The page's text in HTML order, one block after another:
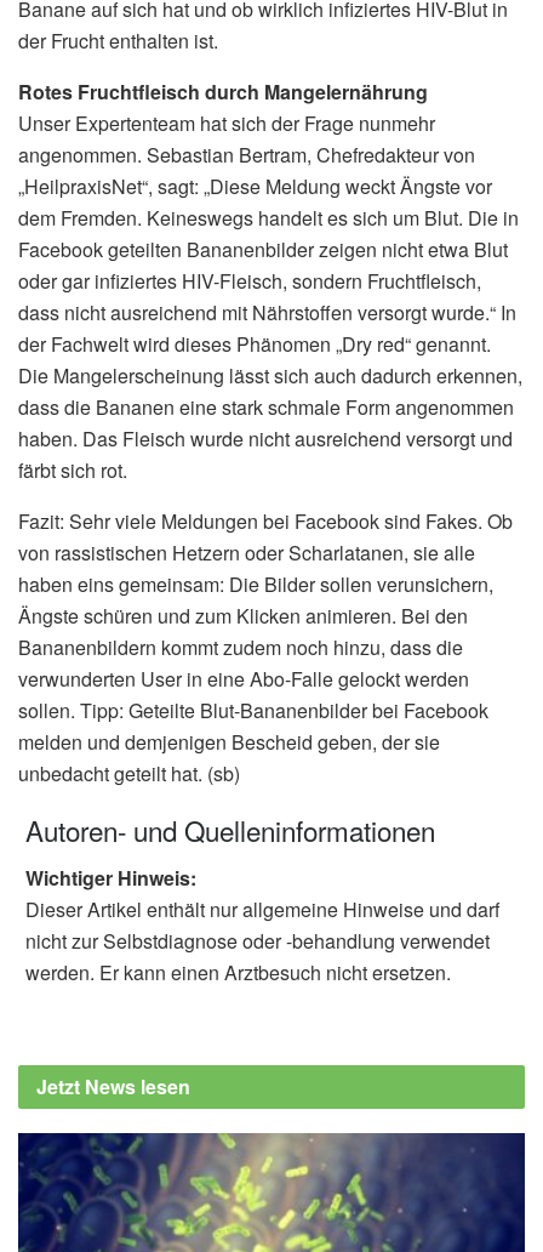
Banane auf sich hat und ob wirklich infiziertes HIV-Blut in
der Frucht enthalten ist.
Rotes Fruchtfleisch durch Mangelernährung
Unser Expertenteam hat sich der Frage nunmehr
angenommen. Sebastian Bertram, Chefredakteur von
„HeilpraxisNet“, sagt: „Diese Meldung weckt Ängste vor
dem Fremden. Keineswegs handelt es sich um Blut. Die in
Facebook geteilten Bananenbilder zeigen nicht etwa Blut
oder gar infiziertes HIV-Fleisch, sondern Fruchtfleisch,
dass nicht ausreichend mit Nährstoffen versorgt wurde.“ In
der Fachwelt wird dieses Phänomen „Dry red“ genannt.
Die Mangelerscheinung lässt sich auch dadurch erkennen,
dass die Bananen eine stark schmale Form angenommen
haben. Das Fleisch wurde nicht ausreichend versorgt und
färbt sich rot.
Fazit: Sehr viele Meldungen bei Facebook sind Fakes. Ob
von rassistischen Hetzern oder Scharlatanen, sie alle
haben eins gemeinsam: Die Bilder sollen verunsichern,
Ängste schüren und zum Klicken animieren. Bei den
Bananenbildern kommt zudem noch hinzu, dass die
verwunderten User in eine Abo-Falle gelockt werden
sollen. Tipp: Geteilte Blut-Bananenbilder bei Facebook
melden und demjenigen Bescheid geben, der sie
unbedacht geteilt hat. (sb)
Autoren- und Quelleninformationen
Wichtiger Hinweis:
Dieser Artikel enthält nur allgemeine Hinweise und darf
nicht zur Selbstdiagnose oder -behandlung verwendet
werden. Er kann einen Arztbesuch nicht ersetzen.
Jetzt News lesen